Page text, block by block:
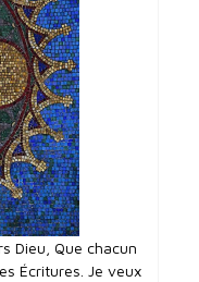
Dieu, Que chacun
Écritures. Je veux